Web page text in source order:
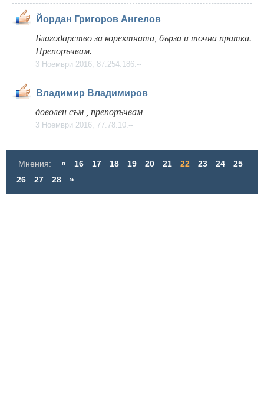
Йордан Григоров Ангелов
Благодарство за коректната, бърза и точна пратка.
Препоръчвам.
3 Ноември 2016, 87.254.186.--
Владимир Владимиров
доволен съм , препоръчвам
3 Ноември 2016, 77.78.10.--
Мнения: « 16 17 18 19 20 21 22 23 24
25
26
27 28 »